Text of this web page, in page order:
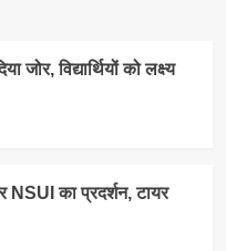
जोर, विद्यार्थियों को लक्ष्य
NSUI का प्रदर्शन, टायर